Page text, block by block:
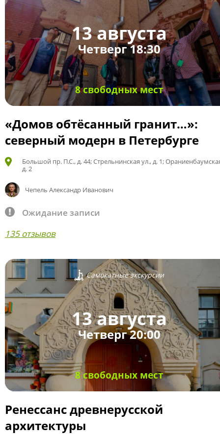
13 августа
Четверг 18:30
8 свободных мест
«Домов обтёсанный гранит…»:
северный модерн в Петербурге
Большой пр. П.С., д. 44; Стрельнинская ул., д. 1;
д. 2
Чепель Александр Иванович
Ожидание записи
135 отзывов
Самокатные экскурсии
13 августа
Четверг 20:00
8 свободных мест
Ренессанс древнерусской
архитектуры